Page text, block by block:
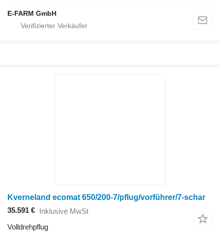
E-FARM GmbH
Kverneland ecomat 650/200-7/pflug/vorführer/7-schar
35.591 € Inklusive MwSt
Volldrehpflug